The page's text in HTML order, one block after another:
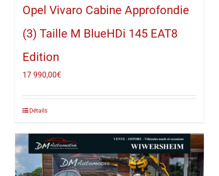
Opel Vivaro Cabine Approfondie
(3) Taille M BlueHDi 145 EAT8
Edition
17 990,00€
Détails